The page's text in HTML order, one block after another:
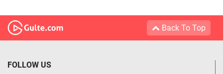
Back To Top
FOLLOW US